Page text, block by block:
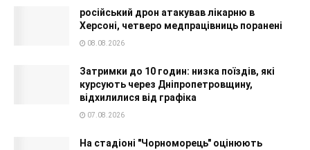
російський дрон атакував лікарню в
Херсоні, четверо медпрацівниць поранені
08.08.2026
Затримки до 10 годин: низка поїздів, які
курсують через Дніпропетровщину,
відхилилися від графіка
07.08.2026
На стадіоні "Чорноморець" оцінюють